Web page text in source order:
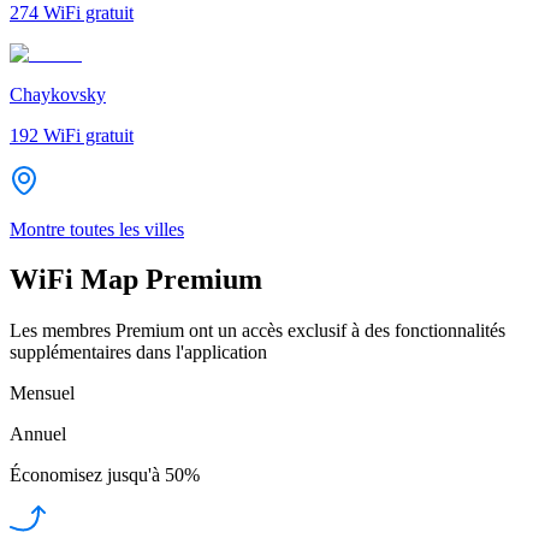
274 WiFi gratuit
Chaykovsky
192 WiFi gratuit
Montre toutes les villes
WiFi Map Premium
Les membres Premium ont un accès exclusif à des fonctionnalités
supplémentaires dans l'application
Mensuel
Annuel
Économisez jusqu'à 50%